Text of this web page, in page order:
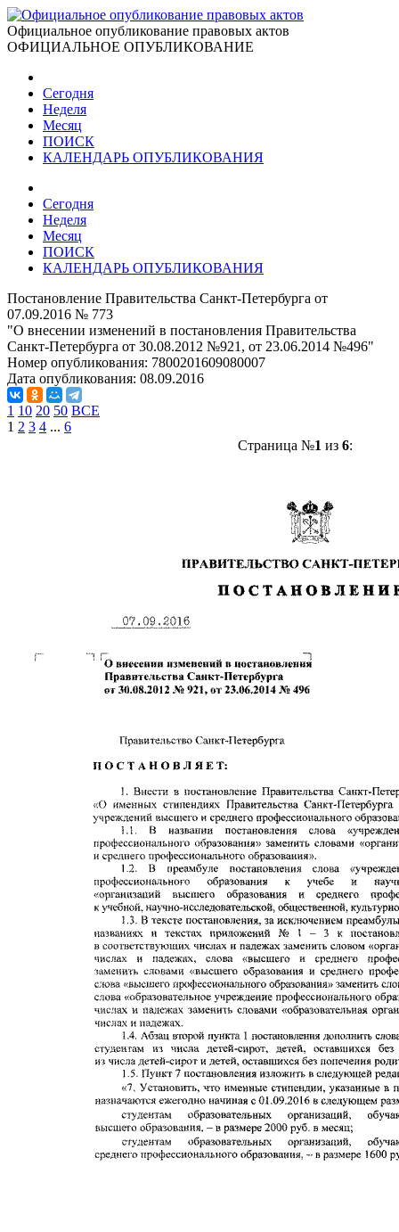
Официальное опубликование правовых актов
ОФИЦИАЛЬНОЕ ОПУБЛИКОВАНИЕ
Сегодня
Неделя
Месяц
ПОИСК
КАЛЕНДАРЬ ОПУБЛИКОВАНИЯ
Сегодня
Неделя
Месяц
ПОИСК
КАЛЕНДАРЬ ОПУБЛИКОВАНИЯ
Постановление Правительства Санкт-Петербурга от
07.09.2016 № 773
"О внесении изменений в постановления Правительства
Санкт-Петербурга от 30.08.2012 №921, от 23.06.2014 №496"
Номер опубликования: 7800201609080007
Дата опубликования: 08.09.2016
1 10 20 50 ВСЕ
1 2 3 4 ... 6
Страница №1 из 6: